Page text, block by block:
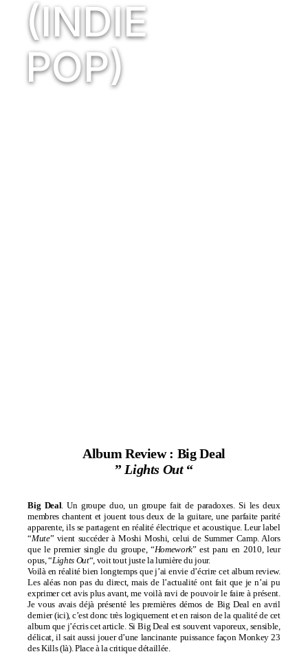
(INDIE
POP)
Album Review : Big Deal
” Lights Out “
Big Deal. Un groupe duo, un groupe fait de paradoxes. Si les deux
membres chantent et jouent tous deux de la guitare, une parfaite parité
apparente, ils se partagent en réalité électrique et acoustique. Leur label
“Mute” vient succéder à Moshi Moshi, celui deSummer Camp. Alors
que le premier single du groupe, “Homework” est paru en 2010, leur
opus, “Lights Out“, voit tout juste la lumière du jour.
Voilà en réalité bien longtemps que j’ai envie d’écrire cet album review.
Les aléas non pas du direct, mais de l’actualité ont fait que je n’ai pu
exprimer cet avis plus avant, me voilà ravi de pouvoir le faire à présent.
Je vous avais déjà présenté les premières démos de Big Deal en avril
dernier (ici), c’est donc très logiquement et en raison de la qualité de cet
album que j’écris cet article. Si Big Deal est souvent vaporeux, sensible,
délicat, il sait aussi jouer d’une lancinante puissance façon Monkey 23
des Kills (là). Place à la critique détaillée.